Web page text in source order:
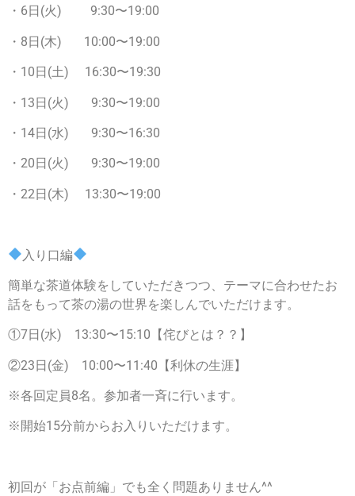
・6日(火) 9:30〜19:00
・8日(木) 10:00〜19:00
・10日(土) 16:30〜19:30
・13日(火) 9:30〜19:00
・14日(水) 9:30〜16:30
・20日(火) 9:30〜19:00
・22日(木) 13:30〜19:00
入り口編
簡単な茶道体験をしていただきつつ、テーマに合わせたお
話をもって茶の湯の世界を楽しんでいただけます。
①7日(水) 13:30〜15:10【侘びとは？？】
②23日(金) 10:00〜11:40【利休の生涯】
※各回定員8名。参加者一斉に行います。
※開始15分前からお入りいただけます。
初回が「お点前編」でも全く問題ありません^^